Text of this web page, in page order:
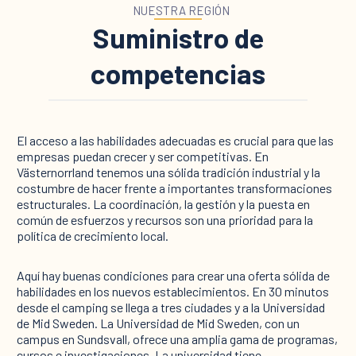
NUESTRA REGIÓN
Suministro de
competencias
El acceso a las habilidades adecuadas es crucial para que las
empresas puedan crecer y ser competitivas. En
Västernorrland tenemos una sólida tradición industrial y la
costumbre de hacer frente a importantes transformaciones
estructurales. La coordinación, la gestión y la puesta en
común de esfuerzos y recursos son una prioridad para la
política de crecimiento local.
Aquí hay buenas condiciones para crear una oferta sólida de
habilidades en los nuevos establecimientos. En 30 minutos
desde el camping se llega a tres ciudades y a la Universidad
de Mid Sweden. La Universidad de Mid Sweden, con un
campus en Sundsvall, ofrece una amplia gama de programas,